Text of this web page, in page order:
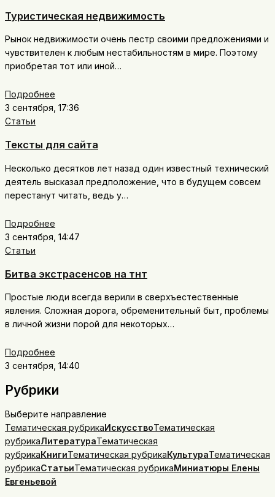
Туристическая недвижимость
Рынок недвижимости очень пестр своими предложениями и
чувствителен к любым нестабильностям в мире. Поэтому
приобретая тот или иной…
Подробнее
3 сентября, 17:36
Статьи
Тексты для сайта
Несколько десятков лет назад один известный технический
деятель высказал предположение, что в будущем совсем
перестанут читать, ведь у…
Подробнее
3 сентября, 14:47
Статьи
Битва экстрасенсов на тнт
Простые люди всегда верили в сверхъестественные
явления. Сложная дорога, обременительный быт, проблемы
в личной жизни порой для некоторых…
Подробнее
3 сентября, 14:40
Рубрики
Выберите направление
Тематическая рубрикаИскусствоТематическая
рубрикаЛитератураТематическая
рубрикаКнигиТематическая рубрикаКультураТематическая
рубрикаСтатьиТематическая рубрикаМиниатюры Елены
Евгеньевой